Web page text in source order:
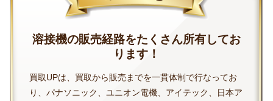
溶接機の販売経路をたくさん所有してお
ります！
買取UPは、買取から販売までを一貫体制で行なってお
り、パナソニック、ユニオン電機、アイテック、日本ア